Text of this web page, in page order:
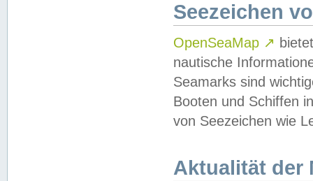
Seezeichen
OpenSeaMap ↗
nautische
Seamarks sind
Booten und Schiffen
von Seezeichen wie
Aktualität der